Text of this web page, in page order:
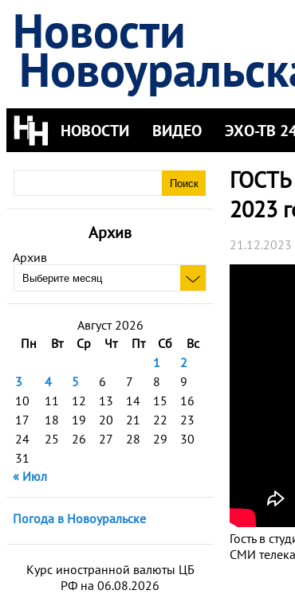
Новости
НОВОСТИ ВИДЕО ЭХО-ТВ
Архив
Архив
Август 2026
Пн
Вт Ср Чт Пт Сб
Вс
1
2
3
4 5 6 7 8
9
10
11 12 13 14 15
16
17
18 19 20 21 22
23
24
25 26 27 28 29
30
31
« Июл
Погода в Новоуральске
Курс иностранной валюты ЦБ
РФ на 06.08.2026
2023
Гость в
СМИ